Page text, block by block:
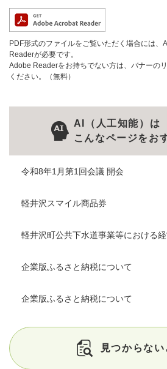
PDF形式のファイルをご覧いただく場合には
Readerが必要です。
Adobe Readerをお持ちでない方は、バナーの
ください。（無料）
AI（人工知能）は
こんなページをお
令和8年1月第1回会議 開会
軽井沢スマイル商品券
軽井沢町公共下水道事業等における
企業版ふるさと納税について
企業版ふるさと納税について
見つからない